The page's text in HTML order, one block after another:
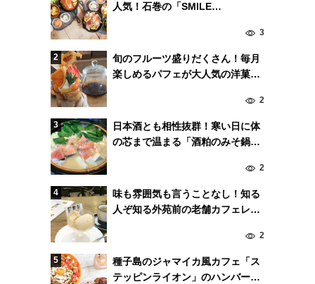
人気！石巻の「SMILE
3
旬のフルーツ盛りだくさん！毎月
楽しめるパフェが大人気の洋菓子
2
日本酒とも相性抜群！寒い日に体
の芯まで温まる「酒粕のみそ鍋」
2
味も雰囲気も言うことなし！知る
人ぞ知る外苑前の老舗カフェレス
2
種子島のジャマイカ風カフェ「ス
テッピンライオン」のハンバーガ